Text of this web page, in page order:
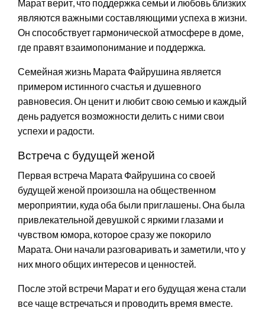
Марат верит, что поддержка семьи и любовь близких
являются важными составляющими успеха в жизни.
Он способствует гармонической атмосфере в доме,
где правят взаимопонимание и поддержка.
Семейная жизнь Марата Файрушина является
примером истинного счастья и душевного
равновесия. Он ценит и любит свою семью и каждый
день радуется возможности делить с ними свои
успехи и радости.
Встреча с будущей женой
Первая встреча Марата Файрушина со своей
будущей женой произошла на общественном
мероприятии, куда оба были приглашены. Она была
привлекательной девушкой с яркими глазами и
чувством юмора, которое сразу же покорило
Марата. Они начали разговаривать и заметили, что у
них много общих интересов и ценностей.
После этой встречи Марат и его будущая жена стали
все чаще встречаться и проводить время вместе.